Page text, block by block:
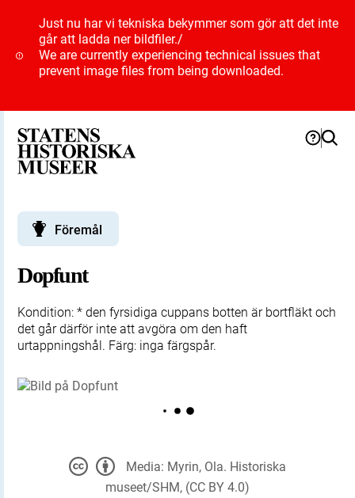
Just nu har vi tekniska bekymmer som gör att det inte
går att ladda ner bildfiler./
We are currently experiencing technical issues that
prevent image files from being downloaded.
Föremål
Dopfunt
Kondition: * den fyrsidiga cuppans botten är bortfläkt och
det går därför inte att avgöra om den haft
urtappningshål. Färg: inga färgspår.
Media: Myrin, Ola. Historiska
museet/SHM, (CC BY 4.0)